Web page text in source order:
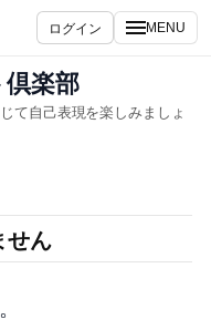
ログイン MENU
楽部
て自己表現を楽しみましょ
せん